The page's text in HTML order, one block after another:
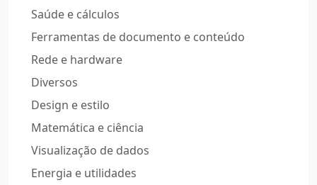
Saúde e cálculos
Ferramentas de documento e conteúdo
Rede e hardware
Diversos
Design e estilo
Matemática e ciência
Visualização de dados
Energia e utilidades